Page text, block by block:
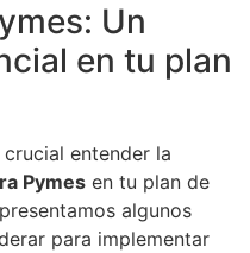
Un
en tu plan
entender la
Pymes en tu plan de
algunos
para implementar